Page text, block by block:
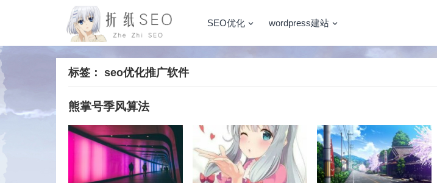
SEO优化 wordpress建站
标签： seo优化推广软件
熊掌号季风算法